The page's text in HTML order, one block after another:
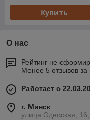
Купить
О нас
Рейтинг не
Менее 5 отзывов за
Работает с
г. Минск
улица Одесская,